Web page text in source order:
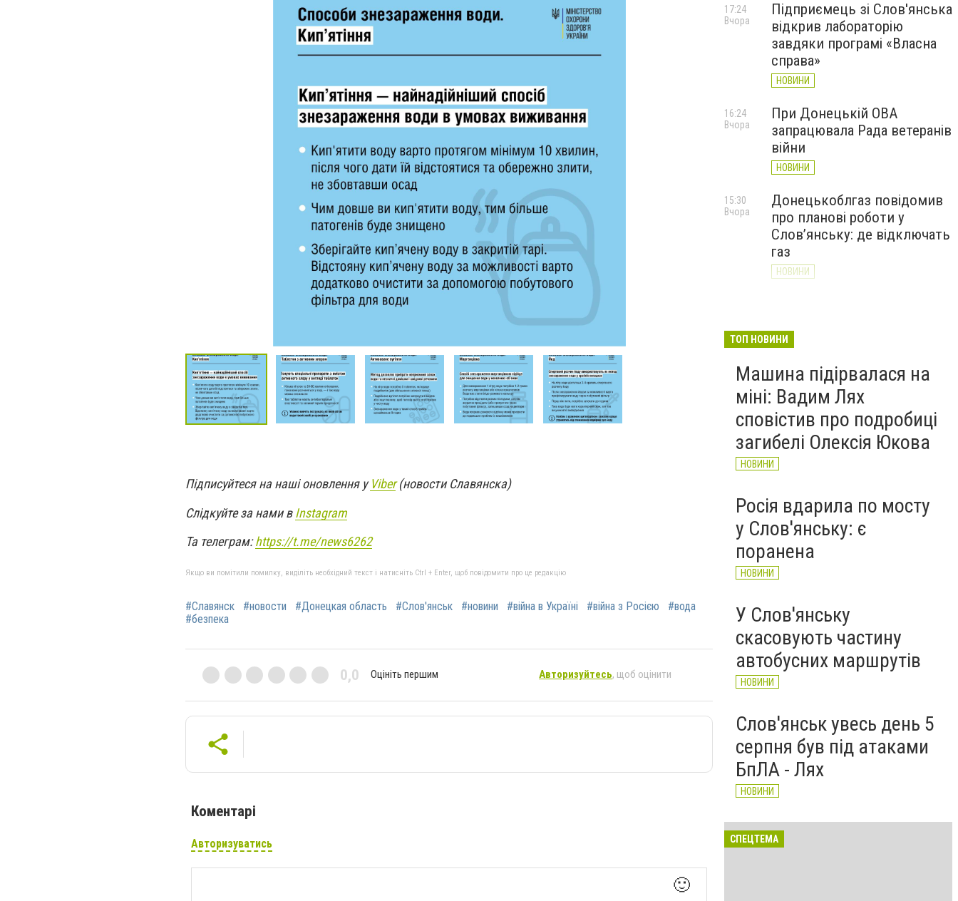
Підписуйтеся на наші оновлення уViber(новости Славянска)
Слідкуйте за нами вInstagram
Та телеграм:https://t.me/news6262
Якщо ви помітили помилку, виділіть необхідний текст і натисніть Ctrl + Enter, щоб повідомити про це редакцію
#Славянск #новости #Донецкая область #Слов'янськ #новини #війна в Україні #війна з Росією
#вода
#безпека
0,0 Оцініть першим Авторизуйтесь, щоб оцінити
Коментарі
Авторизуватись
🙂
Підприємець зі Слов'янська
відкрив лабораторію
завдяки програмі «Власна
справа»
НОВИНИ
17:24
Вчора
При Донецькій ОВА
запрацювала Рада ветеранів
війни
НОВИНИ
16:24
Вчора
Донецькоблгаз повідомив
про планові роботи у
Слов’янську: де відключать
газ
НОВИНИ
15:30
Вчора
долучилися до відбудови
НОВИНИ
ТОП НОВИНИ
Машина підірвалася на
міні: Вадим Лях
сповістив про подробиці
загибелі Олексія Юкова
НОВИНИ
Росія вдарила по мосту
у Слов'янську: є
поранена
НОВИНИ
У Слов'янську
скасовують частину
автобусних маршрутів
НОВИНИ
Слов'янськ увесь день 5
серпня був під атаками
БпЛА - Лях
НОВИНИ
СПЕЦТЕМА